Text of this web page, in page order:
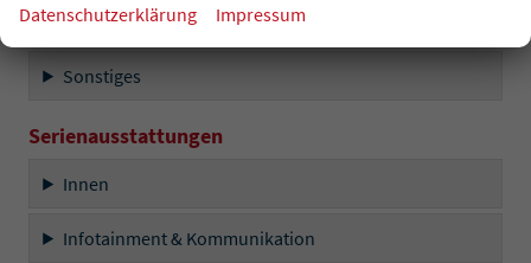
Räder & Technik
Sonstiges
Serienausstattungen
Innen
Infotainment & Kommunikation
Datenschutzerklärung Impressum